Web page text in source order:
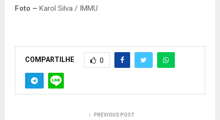
Foto – Karol Silva / IMMU
COMPARTILHE 0
PREVIOUS POST